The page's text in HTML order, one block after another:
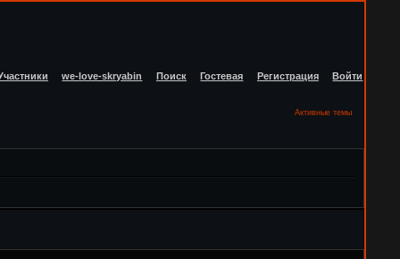
we-love-skryabin Поиск Гостевая Регистрация Войти
Активные темы